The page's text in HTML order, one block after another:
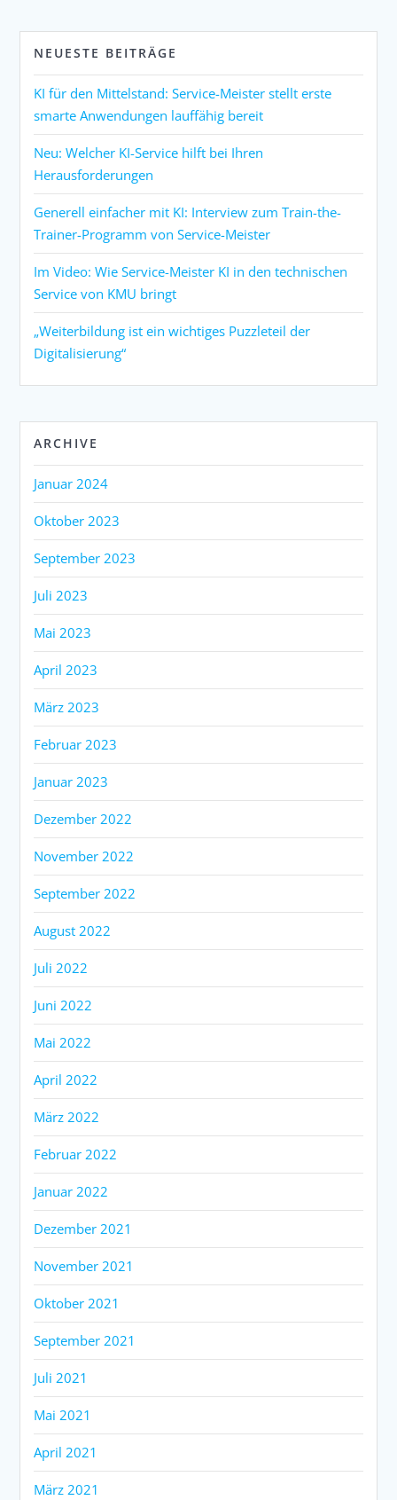
NEUESTE BEITRÄGE
KI für den Mittelstand: Service-Meister stellt erste
smarte Anwendungen lauffähig bereit
Neu: Welcher KI-Service hilft bei Ihren
Herausforderungen
Generell einfacher mit KI: Interview zum Train-the-
Trainer-Programm von Service-Meister
Im Video: Wie Service-Meister KI in den technischen
Service von KMU bringt
„Weiterbildung ist ein wichtiges Puzzleteil der
Digitalisierung“
ARCHIVE
Januar 2024
Oktober 2023
September 2023
Juli 2023
Mai 2023
April 2023
März 2023
Februar 2023
Januar 2023
Dezember 2022
November 2022
September 2022
August 2022
Juli 2022
Juni 2022
Mai 2022
April 2022
März 2022
Februar 2022
Januar 2022
Dezember 2021
November 2021
Oktober 2021
September 2021
Juli 2021
Mai 2021
April 2021
März 2021